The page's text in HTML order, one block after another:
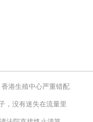
港生殖中心严重错配
，没有迷失在流量里